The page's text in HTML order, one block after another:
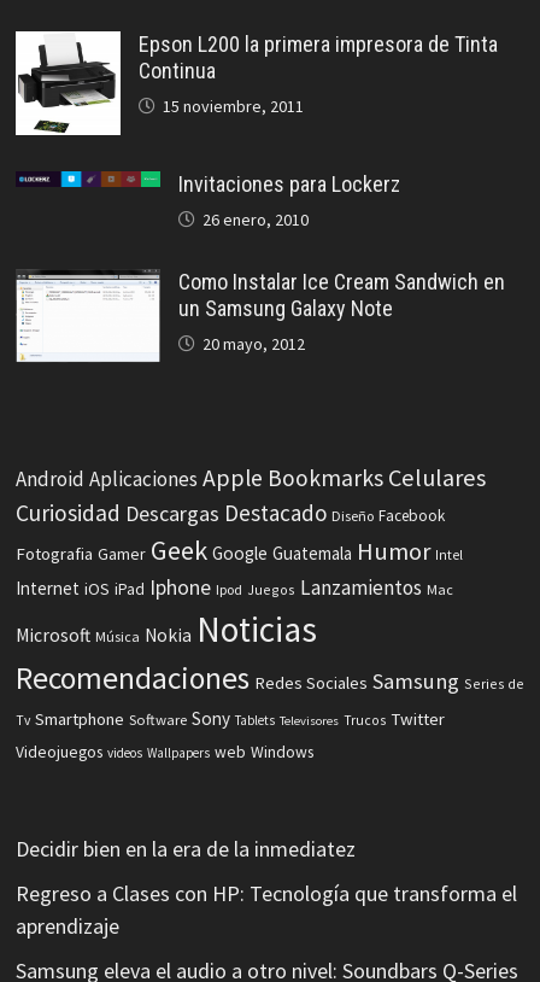
Epson L200 la primera impresora de Tinta
Continua
15 noviembre, 2011
Invitaciones para Lockerz
26 enero, 2010
Como Instalar Ice Cream Sandwich en
un Samsung Galaxy Note
20 mayo, 2012
Android Aplicaciones Apple Bookmarks Celulares
Curiosidad Descargas Destacado Diseño Facebook
Fotografia Gamer Geek Google Guatemala Humor Intel
Internet iOS iPad Iphone Ipod Juegos Lanzamientos Mac
Microsoft Música Nokia Noticias
Recomendaciones Redes Sociales Samsung Series de
Tv Smartphone Software Sony Tablets Televisores Trucos Twitter
Videojuegos videos Wallpapers web Windows
Decidir bien en la era de la inmediatez
Regreso a Clases con HP: Tecnología que transforma el
aprendizaje
Samsung eleva el audio a otro nivel: Soundbars Q-Series